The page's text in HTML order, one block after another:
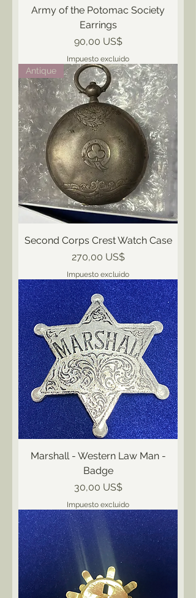
Army of the Potomac Society
Earrings
Precio
90,00 US$
Impuesto excluido
Antique
Second Corps Crest Watch Case
Precio
270,00 US$
Impuesto excluido
Marshall - Western Law Man -
Badge
Precio
30,00 US$
Impuesto excluido